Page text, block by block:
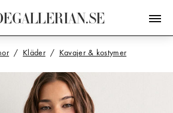
EGALLERIAN.SE
Kläder Kavajer & kostymer